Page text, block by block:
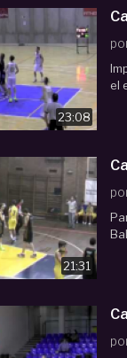
23:08
el
21:31